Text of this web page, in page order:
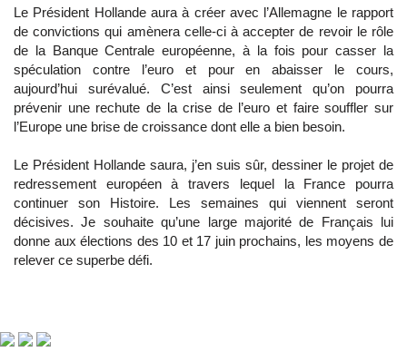
Le Président Hollande aura à créer avec l’Allemagne le rapport
de convictions qui amènera celle-ci à accepter de revoir le rôle
de la Banque Centrale européenne, à la fois pour casser la
spéculation contre l’euro et pour en abaisser le cours,
aujourd’hui surévalué. C’est ainsi seulement qu’on pourra
prévenir une rechute de la crise de l’euro et faire souffler sur
l’Europe une brise de croissance dont elle a bien besoin.
Le Président Hollande saura, j’en suis sûr, dessiner le projet de
redressement européen à travers lequel la France pourra
continuer son Histoire. Les semaines qui viennent seront
décisives. Je souhaite qu’une large majorité de Français lui
donne aux élections des 10 et 17 juin prochains, les moyens de
relever ce superbe défi.